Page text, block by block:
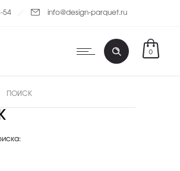
54 info@design-parquet.ru
0
ПОИСК